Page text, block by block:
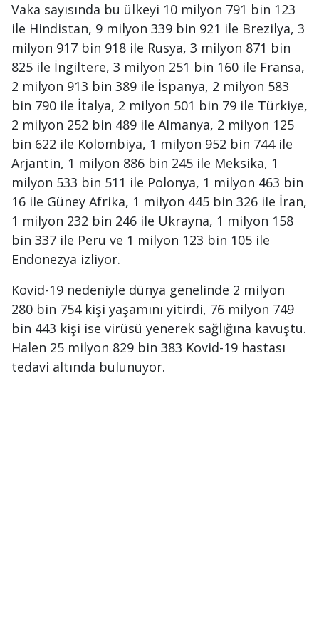
Vaka sayısında bu ülkeyi 10 milyon 791 bin 123
ile Hindistan, 9 milyon 339 bin 921 ile Brezilya, 3
milyon 917 bin 918 ile Rusya, 3 milyon 871 bin
825 ile İngiltere, 3 milyon 251 bin 160 ile Fransa,
2 milyon 913 bin 389 ile İspanya, 2 milyon 583
bin 790 ile İtalya, 2 milyon 501 bin 79 ile Türkiye,
2 milyon 252 bin 489 ile Almanya, 2 milyon 125
bin 622 ile Kolombiya, 1 milyon 952 bin 744 ile
Arjantin, 1 milyon 886 bin 245 ile Meksika, 1
milyon 533 bin 511 ile Polonya, 1 milyon 463 bin
16 ile Güney Afrika, 1 milyon 445 bin 326 ile İran,
1 milyon 232 bin 246 ile Ukrayna, 1 milyon 158
bin 337 ile Peru ve 1 milyon 123 bin 105 ile
Endonezya izliyor.
Kovid-19 nedeniyle dünya genelinde 2 milyon
280 bin 754 kişi yaşamını yitirdi, 76 milyon 749
bin 443 kişi ise virüsü yenerek sağlığına kavuştu.
Halen 25 milyon 829 bin 383 Kovid-19 hastası
tedavi altında bulunuyor.